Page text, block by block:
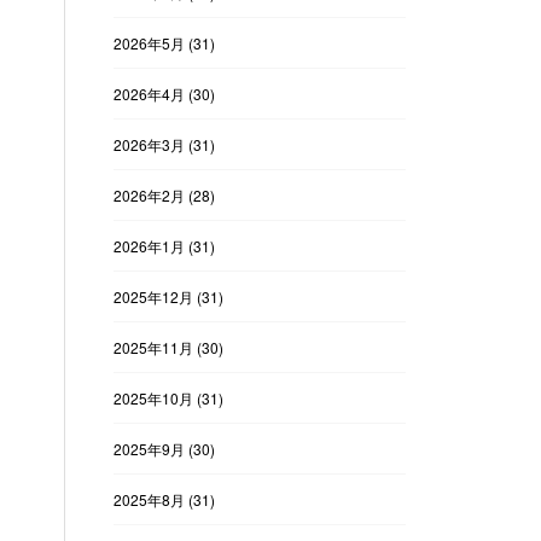
2026年5月 (31)
2026年4月 (30)
2026年3月 (31)
2026年2月 (28)
2026年1月 (31)
2025年12月 (31)
2025年11月 (30)
2025年10月 (31)
2025年9月 (30)
2025年8月 (31)